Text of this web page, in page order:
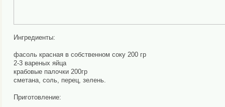
Ингредиенты:
фасоль красная в собственном соку 200 гр
2-3 вареных яйца
крабовые палочки 200гр
сметана, соль, перец, зелень.
Приготовление: